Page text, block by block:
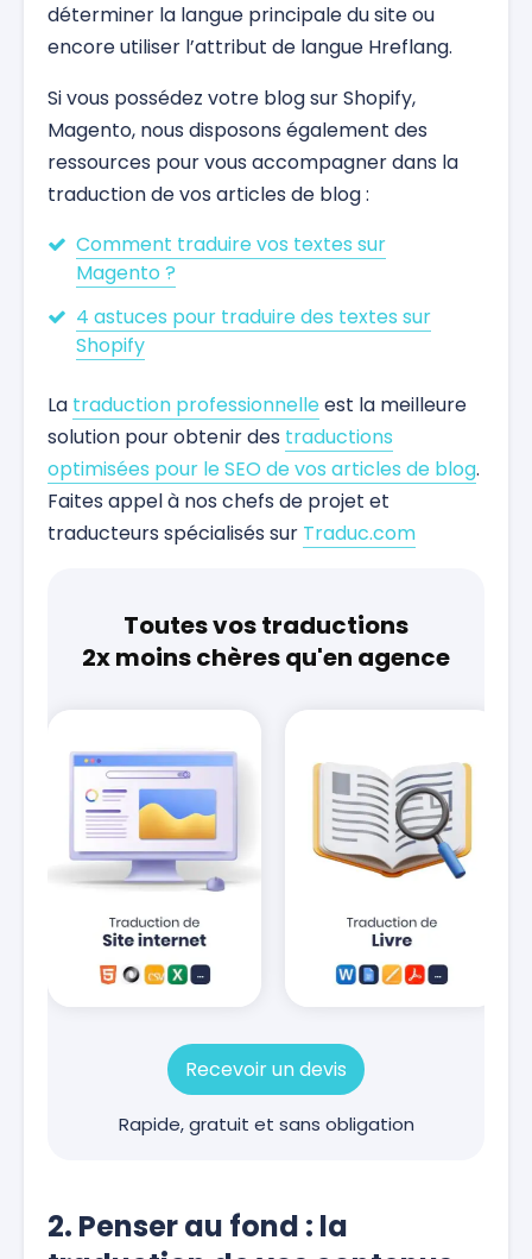
déterminer la langue principale du site ou
encore utiliser l’attribut de langue Hreflang.
Si vous possédez votre blog sur Shopify,
Magento, nous disposons également des
ressources pour vous accompagner dans la
traduction de vos articles de blog :
Comment traduire vos textes sur
Magento ?
4 astuces pour traduire des textes sur
Shopify
La traduction professionnelleest la meilleure
solution pour obtenir des traductions
optimisées pour le SEO de vos articles de blog.
Faites appel à nos chefs de projet et
traducteurs spécialisés sur Traduc.com
Toutes vos traductions
2x moins chères qu'en agence
Recevoir un devis
Rapide, gratuit et sans obligation
2. Penser au fond : la